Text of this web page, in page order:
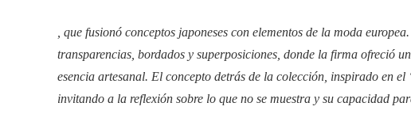
, que fusionó conceptos japoneses con elementos de la moda
transparencias, bordados y superposiciones, donde la firma ofreció
esencia artesanal. El concepto detrás de la colección, inspirado en
invitando a la reflexión sobre lo que no se muestra y su capacidad